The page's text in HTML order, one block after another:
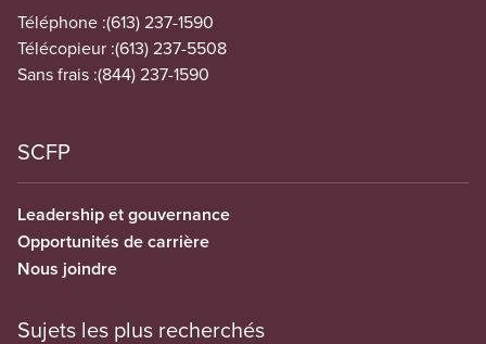
Téléphone :(613) 237-1590
Télécopieur :(613) 237-5508
Sans frais :(844) 237-1590
SCFP
Leadership et gouvernance
Opportunités de carrière
Nous joindre
Sujets les plus recherchés